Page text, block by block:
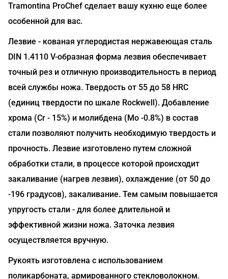
Tramontina ProChef сделает вашу кухню еще более
особенной для вас.
Лезвие - кованая углеродистая нержавеющая сталь
DIN 1.4110 V-образная форма лезвия обеспечивает
точный рез и отличную производительность в период
всей службы ножа. Твердость от 55 до 58 HRC
(единиц твердости по шкале Rockwell). Добавление
хрома (Сr - 15%) и молибдена (Mo -0.8%) в состав
стали позволяют получить необходимую твердость и
прочность. Лезвие изготовлено путем сложной
обработки стали, в процессе которой происходит
закаливание (нагрев лезвия), охлаждение (от 50 до
-196 градусов), закаливание. Тем самым повышается
упругость стали - для более длительной и
эффективной жизни ножа. Заточка лезвия
осуществляется вручную.
Рукоять изготовлена с использованием
поликарбоната, армированного стекловолокном.